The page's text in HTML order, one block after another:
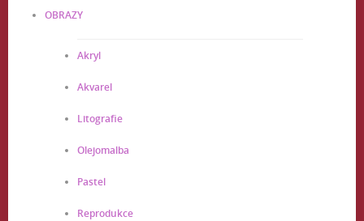
OBRAZY
Akryl
Akvarel
Litografie
Olejomalba
Pastel
Reprodukce